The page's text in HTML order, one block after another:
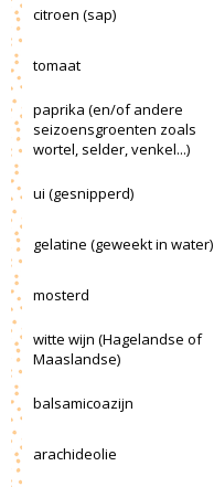
citroen (sap)
tomaat
paprika (en/of andere
seizoensgroenten zoals
wortel, selder, venkel...)
ui (gesnipperd)
gelatine (geweekt in water)
mosterd
witte wijn (Hagelandse of
Maaslandse)
balsamicoazijn
arachideolie